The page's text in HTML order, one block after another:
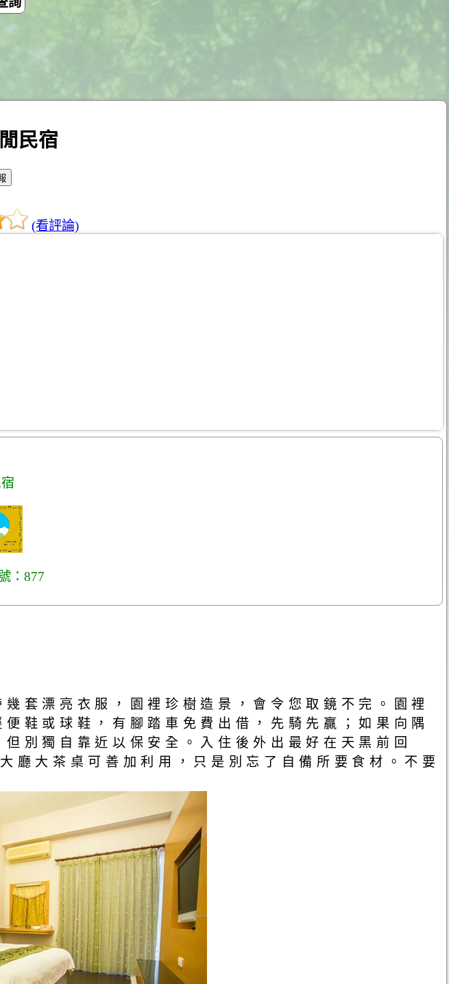
民宿
(看評論)
：877
套漂亮衣服，園裡珍樹造景，會令您取鏡不完。園裡
鞋或球鞋，有腳踏車免費出借，先騎先贏；如果向隅
別獨自靠近以保安全。入住後外出最好在天黑前回
廳大茶桌可善加利用，只是別忘了自備所要食材。不要